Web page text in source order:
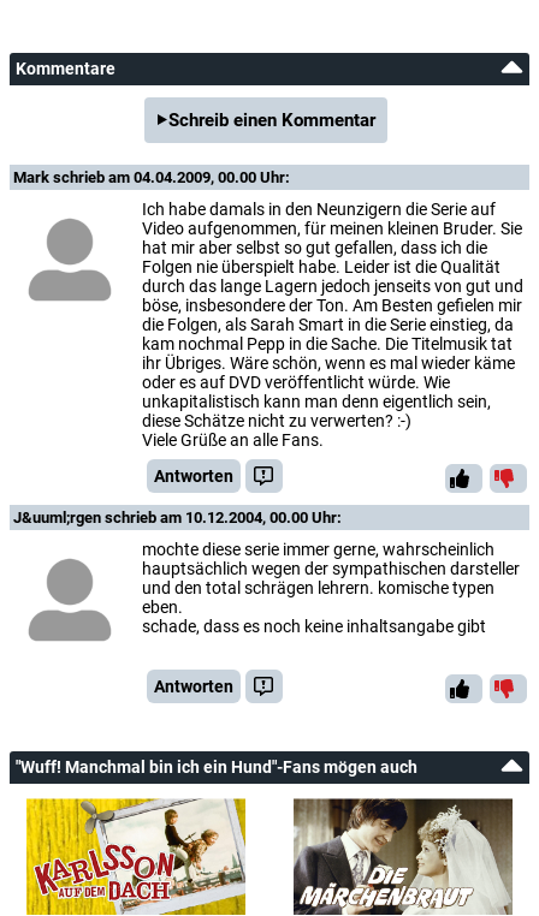
Kommentare
Schreib einen Kommentar
Mark schrieb am 04.04.2009, 00.00 Uhr:
Ich habe damals in den Neunzigern die Serie auf
Video aufgenommen, für meinen kleinen Bruder. Sie
hat mir aber selbst so gut gefallen, dass ich die
Folgen nie überspielt habe. Leider ist die Qualität
durch das lange Lagern jedoch jenseits von gut und
böse, insbesondere der Ton. Am Besten gefielen mir
die Folgen, als Sarah Smart in die Serie einstieg, da
kam nochmal Pepp in die Sache. Die Titelmusik tat
ihr Übriges. Wäre schön, wenn es mal wieder käme
oder es auf DVD veröffentlicht würde. Wie
unkapitalistisch kann man denn eigentlich sein,
diese Schätze nicht zu verwerten? :-)
Viele Grüße an alle Fans.
Antworten
J&uuml;rgen schrieb am 10.12.2004, 00.00 Uhr:
mochte diese serie immer gerne, wahrscheinlich
hauptsächlich wegen der sympathischen darsteller
und den total schrägen lehrern. komische typen
eben.
schade, dass es noch keine inhaltsangabe gibt
Antworten
"Wuff! Manchmal bin ich ein Hund"-Fans mögen auch